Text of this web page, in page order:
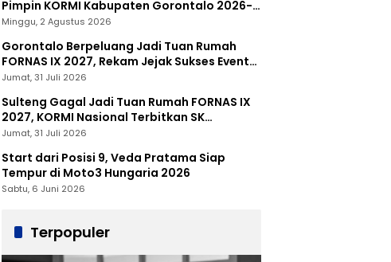
Pimpin KORMI Kabupaten Gorontalo 2026-
2030
Minggu, 2 Agustus 2026
Gorontalo Berpeluang Jadi Tuan Rumah
FORNAS IX 2027, Rekam Jejak Sukses Event
Nasional Jadi Modal
Jumat, 31 Juli 2026
Sulteng Gagal Jadi Tuan Rumah FORNAS IX
2027, KORMI Nasional Terbitkan SK
Pencabutan
Jumat, 31 Juli 2026
Start dari Posisi 9, Veda Pratama Siap
Tempur di Moto3 Hungaria 2026
Sabtu, 6 Juni 2026
Terpopuler